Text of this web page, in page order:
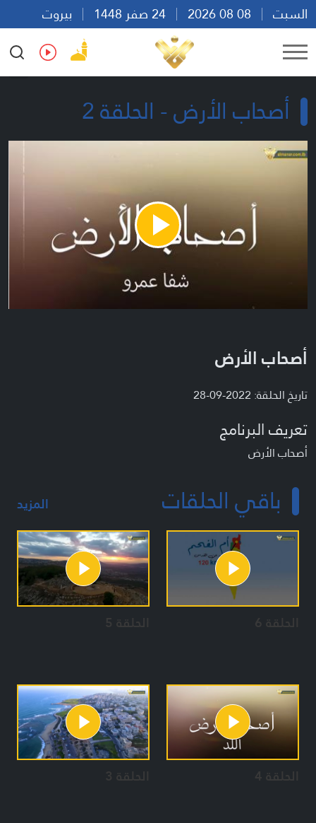
السبت
بيروت
10:52
Ar En Fr Es
أصحاب الأرض - الحلقة 2
Play
Video
أصحاب الأرض
تاريخ الحلقة: 2022-09-28
تعريف البرنامج
أصحاب الأرض
باقي الحلقات المزيد
الحلقة 6 الحلقة 5
الحلقة 4 الحلقة 3